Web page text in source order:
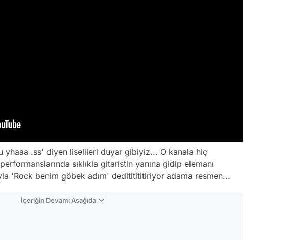
yhaaa .ss' diyen liselileri duyar gibiyiz... O kanala hiç
sıklıkla gitaristin yanına gidip elemanı
'Rock benim göbek adım' dedititititiriyor adama resmen...
İçeriğin Devamı Aşağıda